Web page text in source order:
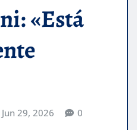
«Está
Jun 29, 2026 0